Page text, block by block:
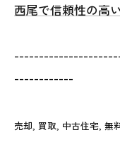
西尾で信頼性の高
------------
売却 買取 中古住宅 無